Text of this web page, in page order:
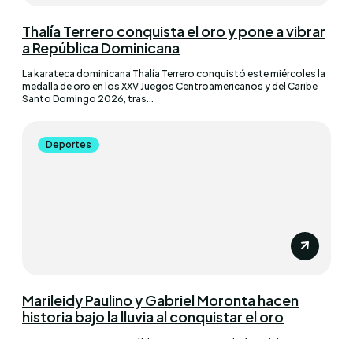
Thalía Terrero conquista el oro y pone a vibrar
a República Dominicana
La karateca dominicana Thalía Terrero conquistó este miércoles la
medalla de oro en los XXV Juegos Centroamericanos y del Caribe
Santo Domingo 2026, tras...
Deportes
Marileidy Paulino y Gabriel Moronta hacen
historia bajo la lluvia al conquistar el oro